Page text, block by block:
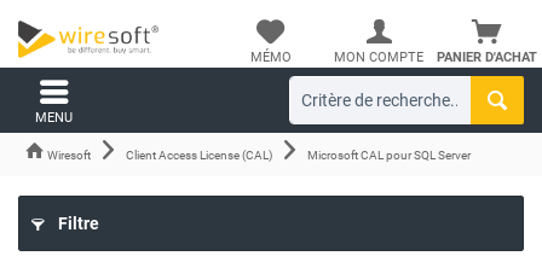
PANIER D'ACHAT
MÉMO MON COMPTE
MENU
Wiresoft Client Access License (CAL) Microsoft CAL pour SQL Server
Filtre